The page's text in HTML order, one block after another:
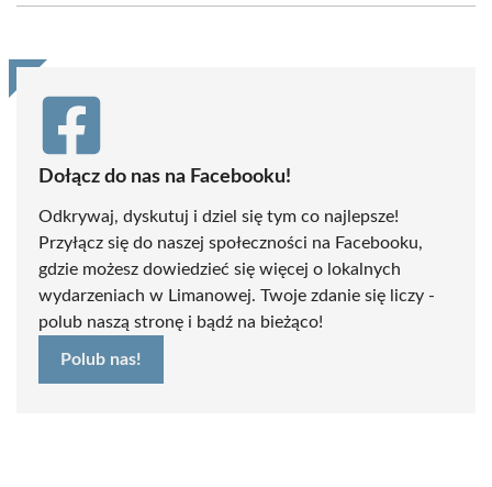
(Twitter)
Dołącz do nas na Facebooku!
Odkrywaj, dyskutuj i dziel się tym co najlepsze!
Przyłącz się do naszej społeczności na Facebooku,
gdzie możesz dowiedzieć się więcej o lokalnych
wydarzeniach w Limanowej. Twoje zdanie się liczy -
polub naszą stronę i bądź na bieżąco!
Polub nas!